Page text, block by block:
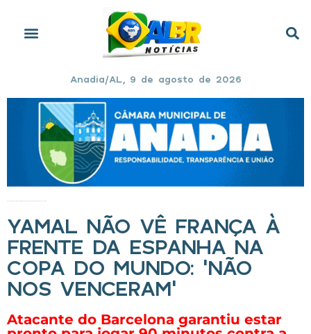
Anadia/AL, 9 de agosto de 2026
YAMAL NÃO VÊ FRANÇA À
FRENTE DA ESPANHA NA
COPA DO MUNDO: ‘NÃO
NOS VENCERAM’
Atacante do Barcelona garantiu estar